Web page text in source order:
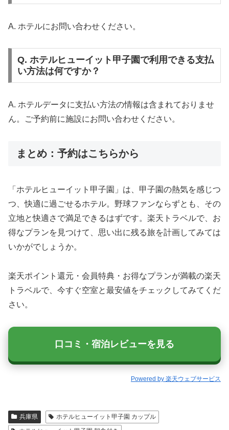
A. ホテルにお問い合わせください。
Q. ホテルヒューイット甲子園で利用できる支払
い方法は何ですか？
A. ホテルデータに支払い方法の情報は含まれておりませ
ん。ご予約前に施設にお問い合わせください。
まとめ：予約はこちらから
「ホテルヒューイット甲子園」は、甲子園の熱気を感じつ
つ、快適に過ごせるホテル。野球ファンならずとも、その
立地と快適さで満足できるはずです。楽天トラベルで、お
得なプランを見つけて、思い出に残る旅を計画してみては
いかがでしょうか。
楽天ポイント還元・会員特典・お得なプランが満載の楽天
トラベルで、今すぐ空室と最安値をチェックしてみてくだ
さい。
口コミ・宿泊レビューを見る
Powered by 楽天ウェブサービス
兵庫県
ホテルヒューイット甲子園 カップル